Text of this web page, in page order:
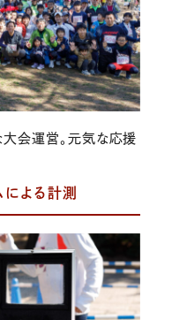
会運営。元気な応援
よる計測